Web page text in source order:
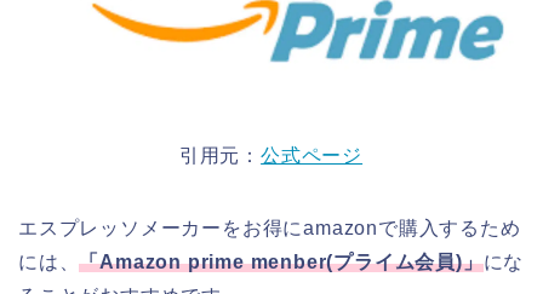
引用元：公式ページ
エスプレッソメーカーをお得にamazonで購入するため
には、「Amazon prime menber(プライム会員)」にな